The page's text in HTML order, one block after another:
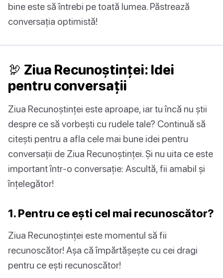
bine este să întrebi pe toată lumea. Păstrează
conversația optimistă!
🦃 Ziua Recunoștinței: Idei
pentru conversații
Ziua Recunoștinței este aproape, iar tu încă nu știi
despre ce să vorbești cu rudele tale? Continuă să
citești pentru a afla cele mai bune idei pentru
conversații de Ziua Recunoștinței. Și nu uita ce este
important într-o conversație: Ascultă, fii amabil și
înțelegător!
1. Pentru ce ești cel mai recunoscător?
Ziua Recunoștinței este momentul să fii
recunoscător! Așa că împărtășește cu cei dragi
pentru ce ești recunoscător!